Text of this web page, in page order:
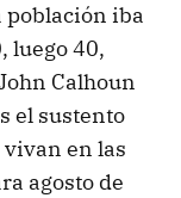
población iba
luego 40,
Calhoun
el sustento
en las
agosto de